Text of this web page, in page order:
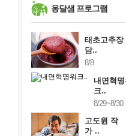
못된 꼰대들
거울 속의 나
옹달샘 프로그램
태초고추장
담..
8/8
내면혁명
크..
8/29~8/30
고도원 작
가 ..